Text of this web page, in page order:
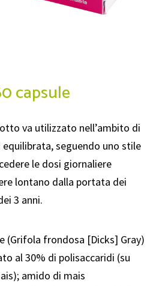
capsule
va utilizzato nell’ambito di
seguendo uno stile
le dosi giornaliere
lontano dalla portata dei
3 anni.
(Grifola frondosa [Dicks] Gray)
al 30% di polisaccaridi (su
amido di mais